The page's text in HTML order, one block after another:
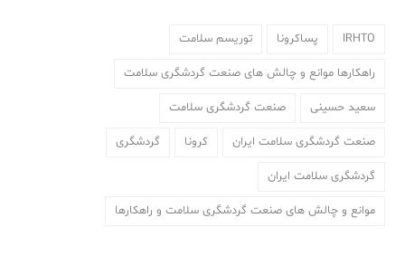
IRHTO پساکرونا توریسم سلامت
راهکارها موانع و چالش های صنعت گردشگری سلامت
سعيد حسينی صنعت گردشگری سلامت
صنعت گردشگری سلامت ایران کرونا گردشگری
گردشگری سلامت ایران
موانع و چالش های صنعت گردشگری سلامت و راهکارها